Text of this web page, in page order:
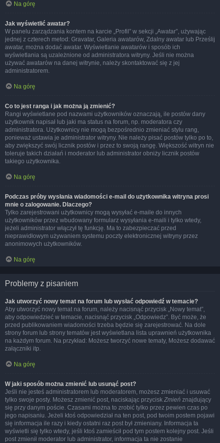
Na górę
Jak wyświetlić awatar?
W panelu zarządzania kontem na karcie „Profil” w sekcji „Awatar”, używając
jednej z czterech metod: Gravatar, Galeria awatarów, Zdalny awatar lub Prześlij
awatar, można dodać awatar. Wyświetlanie awatarów i sposób ich
wyświetlania są uzależnione od administratora witryny. Jeśli nie można
używać awatarów na danej witrynie, należy skontaktować się z jej
administratorem.
Na górę
Co to jest ranga i jak można ją zmienić?
Rangi wyświetlane pod nazwami użytkowników oznaczają, ile postów dany
użytkownik napisał lub jaki ma status na forum, np. moderatora czy
administratora. Użytkownicy nie mogą bezpośrednio zmieniać stylu rang,
ponieważ ustawia je administrator witryny. Nie należy pisać postów tylko po to,
aby zwiększyć swój licznik postów i przez to swoją rangę. Większość witryn nie
toleruje takich działań i moderator lub administrator obniży licznik postów
takiego użytkownika.
Na górę
Podczas próby wysłania wiadomości e-mail do użytkownika witryna prosi
mnie o zalogowanie. Dlaczego?
Tylko zarejestrowani użytkownicy mogą wysyłać e-maile do innych
użytkowników przez wbudowany formularz wysyłania e-maili i tylko wtedy,
jeżeli administrator włączył tę funkcję. Ma to zabezpieczać przed
nieprawidłowym używaniem systemu poczty elektronicznej witryny przez
anonimowych użytkowników.
Na górę
Problemy z pisaniem
Jak utworzyć nowy temat na forum lub wysłać odpowiedź w temacie?
Aby utworzyć nowy temat na forum, należy nacisnąć przycisk „Nowy temat”,
aby odpowiedzieć w temacie, nacisnąć przycisk „Odpowiedz”. Być może, że
przed publikowaniem wiadomości trzeba będzie się zarejestrować. Na dole
strony forum lub strony tematów jest wyświetlana lista uprawnień użytkownika
na każdym forum. Na przykład: Możesz tworzyć nowe tematy, Możesz dodawać
załączniki itp.
Na górę
W jaki sposób można zmienić lub usunąć post?
Jeśli nie jesteś administratorem lub moderatorem, możesz zmieniać i usuwać
tylko swoje posty. Możesz zmienić post, naciskając przycisk Zmień znajdujący
się przy danym poście. Czasami można to zrobić tylko przez pewien czas po
jego napisaniu. Jeżeli ktoś odpowiedział na ten post, pod twoim postem pojawi
się informacja ile razy i kiedy ostatni raz post był zmieniany. Informacja ta
wyświetli się tylko wtedy, jeśli ktoś zamieścił pod tym postem kolejny post. Jeśli
post zmienił moderator lub administrator, informacja ta nie zostanie